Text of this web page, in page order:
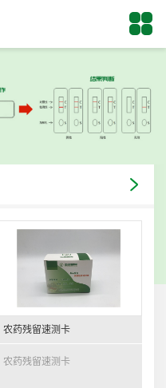
农药残留速测卡
农药残留速测卡